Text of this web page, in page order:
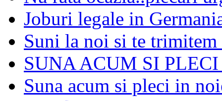
Joburi legale in
Suni la noi si te
SUNA ACUM SI
Suna acum si pleci in